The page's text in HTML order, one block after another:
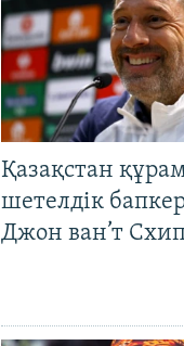
Қазақстан
шетелдік
Джон ван’т